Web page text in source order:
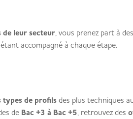
de leur secteur, vous prenez part à
accompagné à chaque étape.
types de profilsdes plus techniques
de Bac +3 à Bac +5, retrouvez des